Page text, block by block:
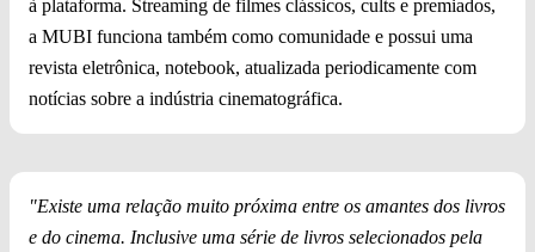
à plataforma. Streaming de filmes clássicos, cults e premiados,
a MUBI funciona também como comunidade e possui uma
revista eletrônica, notebook, atualizada periodicamente com
notícias sobre a indústria cinematográfica.
"Existe uma relação muito próxima entre os amantes dos livros
e do cinema. Inclusive uma série de livros selecionados pela